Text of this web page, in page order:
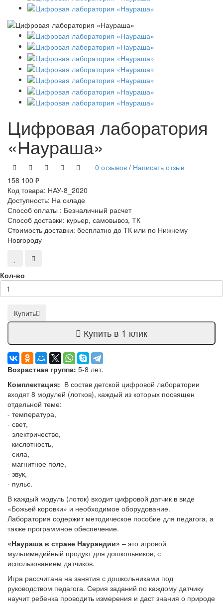
Цифровая лаборатория
«Наураша»
0 отзывов / Написать отзыв
158 100 ₽
Код товара: НАУ-8_2020
Доступность: На складе
Способ оплаты : Безналичный расчет
Способ доставки: курьер, самовывоз, ТК
Стоимость доставки: бесплатно до ТК или по Нижнему
Новгороду
Кол-во
Купить
Купить в 1 клик
Возрастная группа: 5-8 лет.
Комплектация: В состав детской цифровой лаборатории
входят 8 модулей (лотков), каждый из которых посвящен
отдельной теме:
- температура,
- свет,
- электричество,
- кислотность,
- сила,
- магнитное поле,
- звук,
- пульс.
В каждый модуль (лоток) входит цифровой датчик в виде
«Божьей коровки» и необходимое оборудование.
Лаборатория содержит методическое пособие для педагога, а
также программное обеспечение.
«Наураша в стране Наурандии» – это игровой
мультимедийный продукт для дошкольников, с
использованием датчиков.
Игра рассчитана на занятия с дошкольниками под
руководством педагога. Серия заданий по каждому датчику
научит ребенка проводить измерения и даст знания о природе